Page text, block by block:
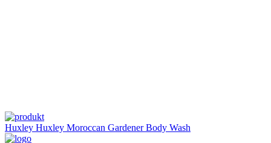
Huxley Huxley Moroccan Gardener Body Wash